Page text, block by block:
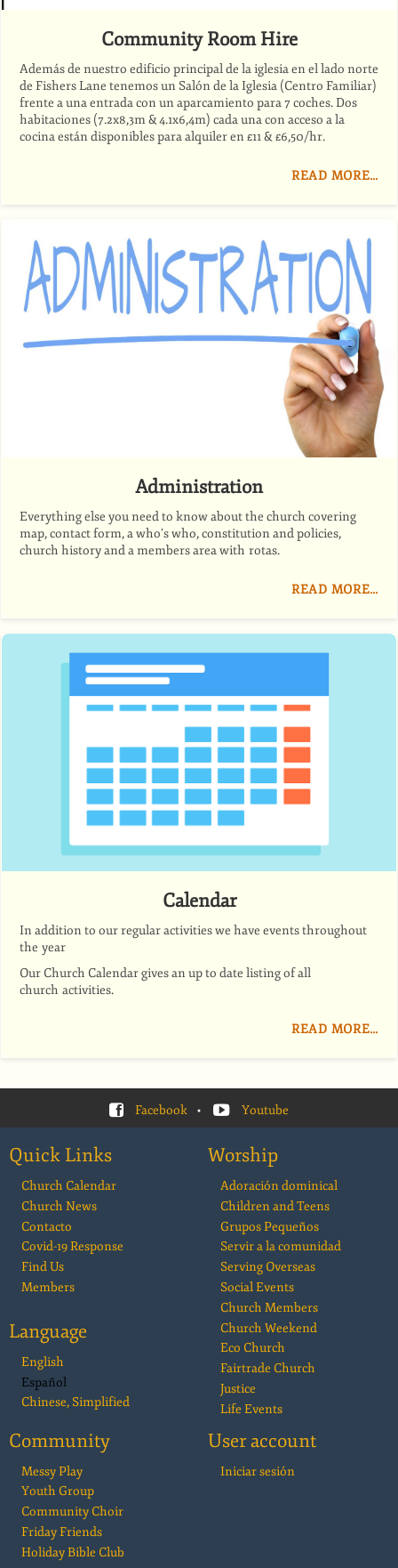
Community Room Hire
Además de nuestro edificio principal de la iglesia en el lado norte
de Fishers Lane tenemos un Salón de la Iglesia (Centro Familiar)
frente a una entrada con un aparcamiento para 7 coches. Dos
habitaciones (7.2x8,3m&4.1x6,4m) cada una con acceso a la
cocina están disponibles para alquiler en £11&£6,50/hr.
READ MORE…
Administration
Everything else you need to know about the church covering
map, contact form, a who’s who, constitution and policies,
church history and a members area with rotas.
READ MORE…
Calendar
In addition to our regular activities we have events throug­hout
the year
Our Church Calendar gives an up to date listing of all
church activities.
READ MORE…
Facebook • Youtube
Quick Links
Church Calendar
Church News
Contacto
Covid-19 Response
Find Us
Members
Language
English
Español
Chinese, Simplified
Worship
Adoración dominical
Children and Teens
Grupos Pequeños
Servir a la comunidad
Serving Overseas
Social Events
Church Members
Church Weekend
Eco Church
Fairtrade Church
Justice
Life Events
Community
Messy Play
Youth Group
Community Choir
Friday Friends
Holiday Bible Club
User account
Iniciar sesión